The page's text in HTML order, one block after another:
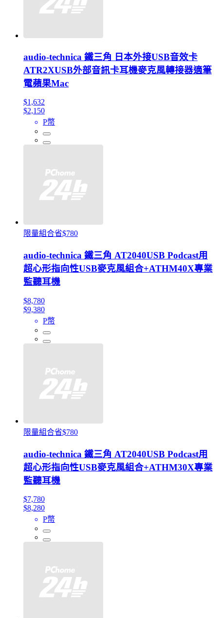
audio-technica 鐵三角 日本外接USB音效卡
ATR2XUSB外部音訊卡耳機麥克風轉接器適筆
電蘋果Mac
$1,632
$2,150
P幣
限量組合省$780
audio-technica 鐵三角 AT2040USB Podcast用
超心形指向性USB麥克風組合+ATHM40X專業
監聽耳機
$8,780
$9,380
P幣
限量組合省$780
audio-technica 鐵三角 AT2040USB Podcast用
超心形指向性USB麥克風組合+ATHM30X專業
監聽耳機
$7,780
$8,280
P幣